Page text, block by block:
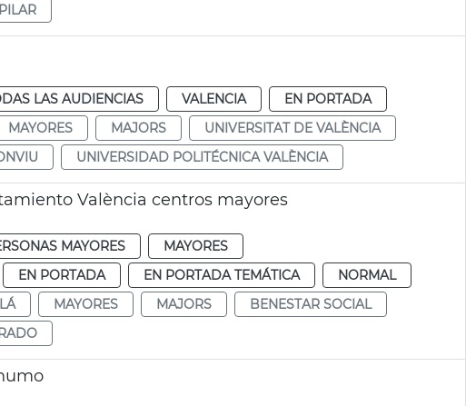
LAS AUDIENCIAS VALENCIA
EN PORTADA
MAYORES MAJORS
UNIVERSITAT DE VALÈNCIA
UNIVERSIDAD POLITÉCNICA VALÈNCIA
València centros mayores
MAYORES
MAYORES
EN PORTADA EN PORTADA TEMÁTICA
NORMAL
MAYORES MAJORS
BENESTAR SOCIAL